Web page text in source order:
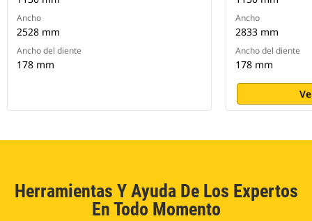
Ancho
2528 mm
Ancho del diente
178 mm
Ancho
2833 mm
Ancho del diente
178 mm
Herramientas Y Ayuda De Los Expertos
En Todo Momento